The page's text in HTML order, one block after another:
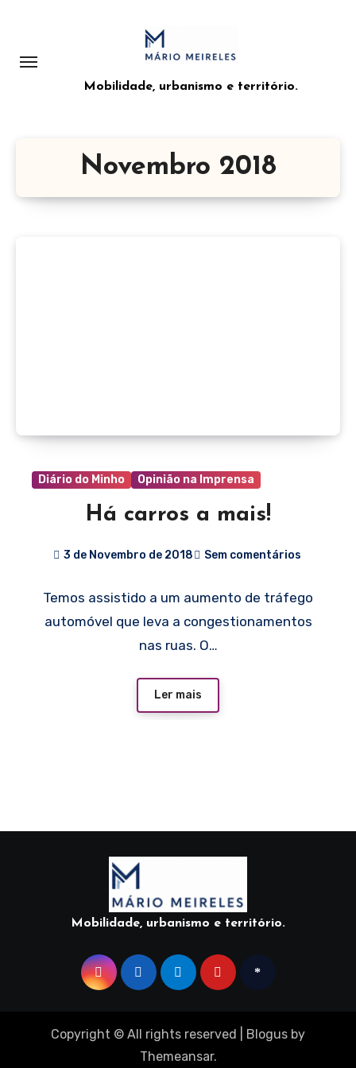
Mobilidade, urbanismo e território.
Novembro 2018
Diário do Minho Opinião na Imprensa
Há carros a mais!
3 de Novembro de 2018 Sem comentários
Temos assistido a um aumento de tráfego
automóvel que leva a congestionamentos
nas ruas. O…
Ler mais
Mobilidade, urbanismo e território.
Copyright © All rights reserved Blogus by
Themeansar.